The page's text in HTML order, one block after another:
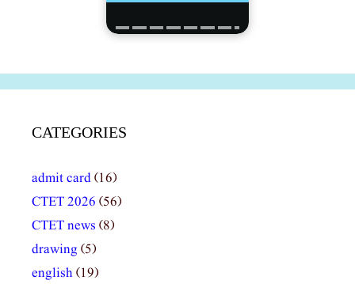
CATEGORIES
admit card(16)
CTET 2026 (56)
CTET news (8)
drawing (5)
english(19)